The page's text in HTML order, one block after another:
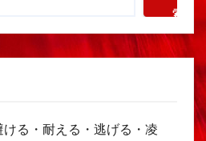
索
ける・耐える・逃げる・凌